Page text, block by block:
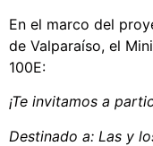
En el marco del
de Valparaíso, el
100E:
¡Te invitamos a
Destinado a: Las y